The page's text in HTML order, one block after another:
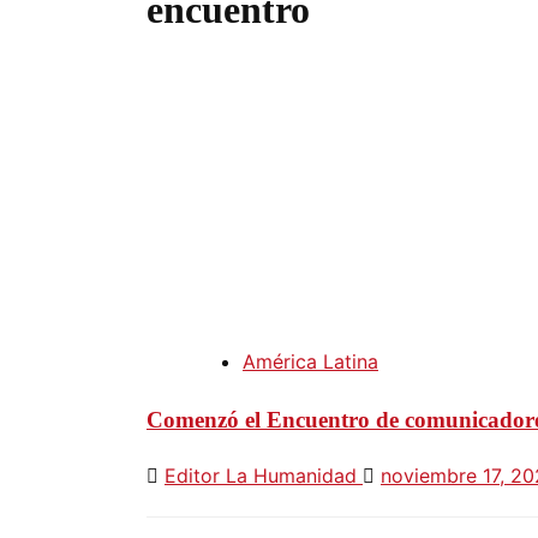
encuentro
América Latina
Comenzó el Encuentro de
Editor La Humanidad noviembre 17,